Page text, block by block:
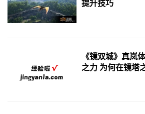
提升技巧
《镜双城》真岚
之力 为何在镜塔